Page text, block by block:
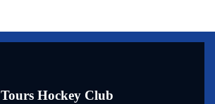
Tours Hockey Club